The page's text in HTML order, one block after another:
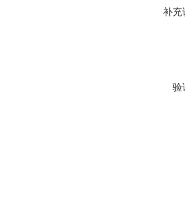
补充
验